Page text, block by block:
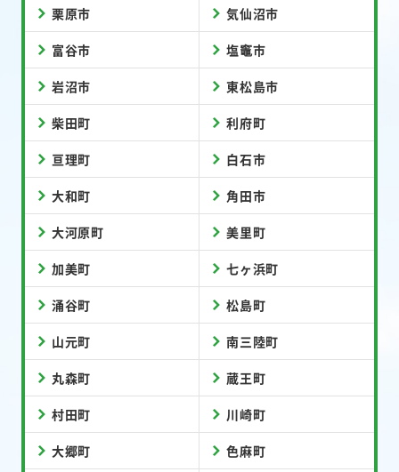
栗原市 気仙沼市
富谷市 塩竈市
岩沼市 東松島市
柴田町 利府町
亘理町 白石市
大和町 角田市
大河原町 美里町
加美町 七ヶ浜町
涌谷町 松島町
山元町 南三陸町
丸森町 蔵王町
村田町 川崎町
大郷町 色麻町